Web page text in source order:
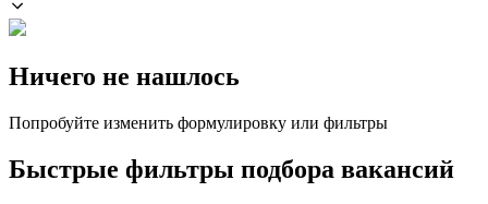
Ничего не нашлось
Попробуйте изменить формулировку или фильтры
Быстрые фильтры подбора вакансий